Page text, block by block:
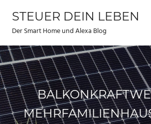
Inhalt
springen
STEUER DEIN LEBEN
Der Smart Home und Alexa Blog